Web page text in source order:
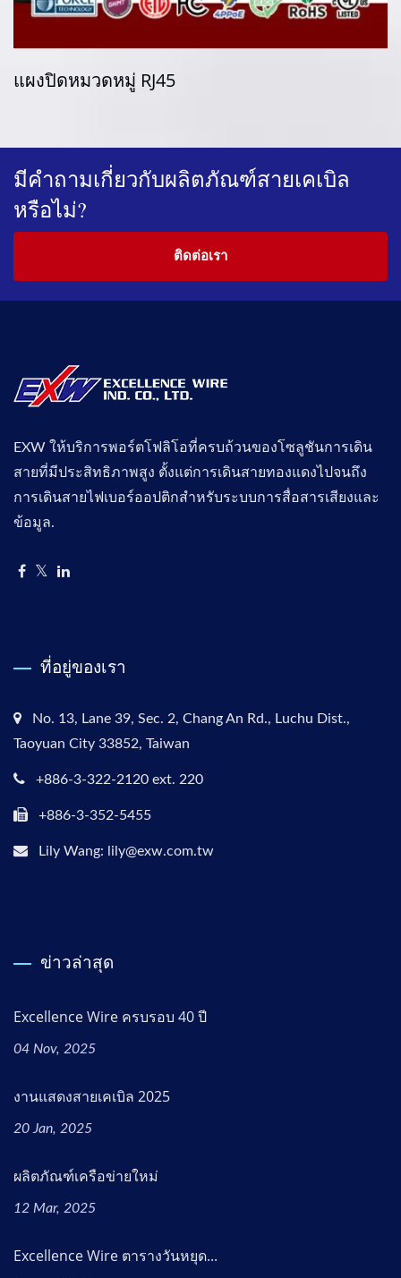
โซลูชันหมวดหมู่ 8
มีคำถามเกี่ยวกับผลิตภัณฑ์สายเคเบิล
หรือไม่?
ติดต่อเรา
EXW ให้บริการพอร์ตโฟลิโอที่ครบถ้วนของโซลูชันการเดิน
สายที่มีประสิทธิภาพสูง ตั้งแต่การเดินสายทองแดงไปจนถึง
การเดินสายไฟเบอร์ออปติกสำหรับระบบการสื่อสารเสียงและ
ข้อมูล.
ที่อยู่ของเรา
No. 13, Lane 39, Sec. 2, Chang An Rd., Luchu Dist.,
Taoyuan City 33852, Taiwan
+886-3-322-2120 ext. 220
+886-3-352-5455
Lily Wang: lily@exw.com.tw
ข่าวล่าสุด
Excellence Wire ครบรอบ 40 ปี
04 Nov, 2025
งานแสดงสายเคเบิล 2025
20 Jan, 2025
ผลิตภัณฑ์เครือข่ายใหม่
12 Mar, 2025
Excellence Wire ตารางวันหยุด...